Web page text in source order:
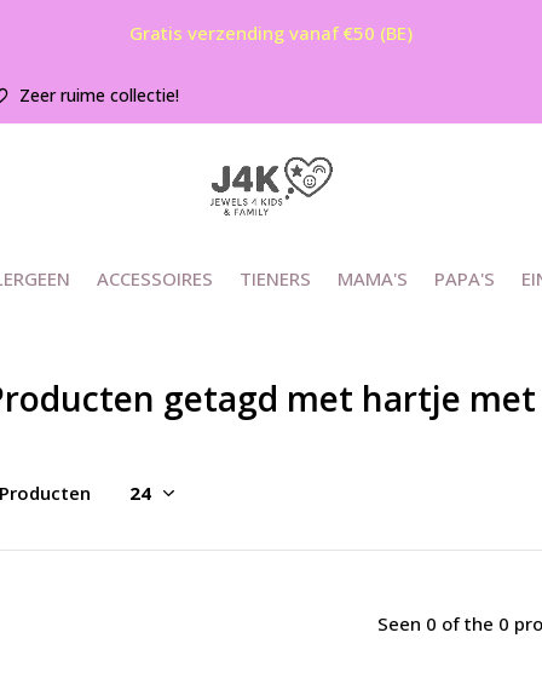
ACCESSOIRES TIENERS MAMA'S PAPA'S
Zeer ruime collectie!
Gratis verzending vanaf €50 (BE)
getagd met hartje
Seen 0 of the 0